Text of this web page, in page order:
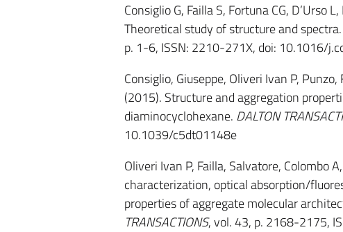
Consiglio G, Failla S, Fortuna CG, D’Urso
Theoretical study of structure and spectra.
p. 1-6, ISSN: 2210-271X, doi: 10.1016/
Consiglio, Giuseppe, Oliveri Ivan P,
(2015). Structure and aggregation
diaminocyclohexane. DALTON
10.1039/c5dt01148e
Oliveri Ivan P, Failla, Salvatore, Colombo
characterization, optical absorption/
properties of aggregate molecular
TRANSACTIONS, vol. 43, p. 2168-2175,